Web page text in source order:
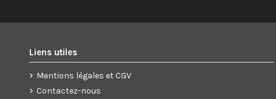
Liens utiles
Mentions légales et CGV
Contactez-nous